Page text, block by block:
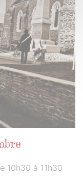
10h30 à 11h30